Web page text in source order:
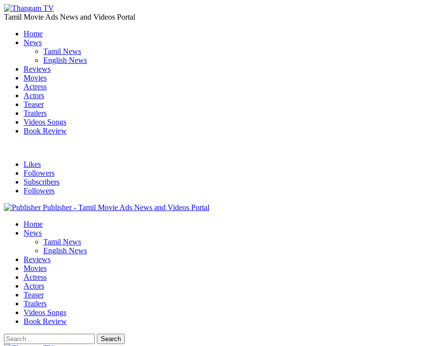
Tamil Movie Ads News and Videos Portal
Home
News
Tamil News
English News
Reviews
Movies
Actress
Actors
Teaser
Trailers
Videos Songs
Book Review
Likes
Followers
Subscribers
Followers
Publisher - Tamil Movie Ads News and Videos Portal
Home
News
Tamil News
English News
Reviews
Movies
Actress
Actors
Teaser
Trailers
Videos Songs
Book Review